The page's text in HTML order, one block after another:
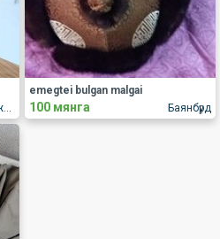
их дэлгүүрийн хажууд Баянбүрд
emegtei bulgan malgai
100 мянга